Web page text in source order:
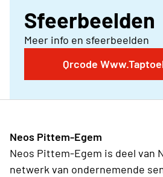
Sfeerbeelden
Meer info en sfeerbeelden
Qrcode
Neos Pittem-Egem
Neos Pittem-Egem is deel van
netwerk van ondernemende